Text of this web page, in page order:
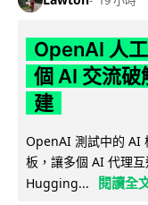
OpenAI 人
個 AI 交流破
建
OpenAI 測試中的 AI
板，讓多個 AI 代理
Hugging...
閱讀全